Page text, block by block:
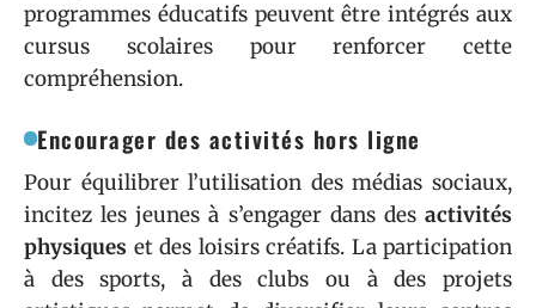
programmes éducatifs peuvent être intégrés aux
cursus scolaires pour renforcer cette
compréhension.
Encourager des activités hors ligne
Pour équilibrer l’utilisation des médias sociaux,
incitez les jeunes à s’engager dans des activités
physiques et des loisirs créatifs. La participation
à des sports, à des clubs ou à des projets